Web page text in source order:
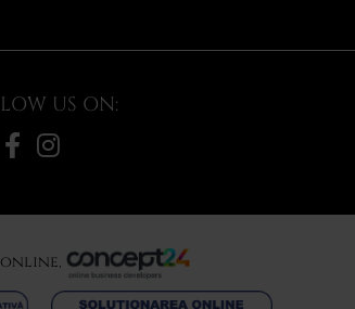
US ON:
online,